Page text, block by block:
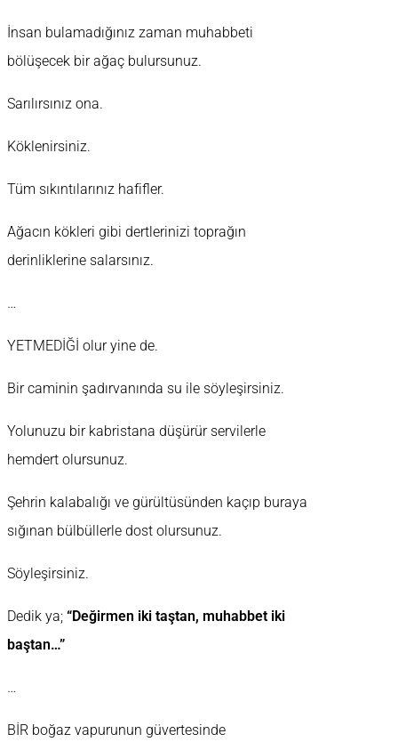
İnsan bulamadığınız zaman muhabbeti
bölüşecek bir ağaç bulursunuz.
Sarılırsınız ona.
Köklenirsiniz.
Tüm sıkıntılarınız hafifler.
Ağacın kökleri gibi dertlerinizi toprağın
derinliklerine salarsınız.
…
YETMEDİĞİ olur yine de.
Bir caminin şadırvanında su ile söyleşirsiniz.
Yolunuzu bir kabristana düşürür servilerle
hemdert olursunuz.
Şehrin kalabalığı ve gürültüsünden kaçıp buraya
sığınan bülbüllerle dost olursunuz.
Söyleşirsiniz.
Dedik ya; “Değirmen iki taştan, muhabbet iki
baştan…”
…
BİR boğaz vapurunun güvertesinde